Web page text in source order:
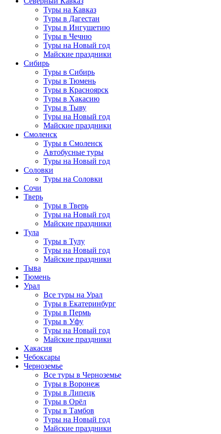
Туры на Кавказ
Туры в Дагестан
Туры в Ингушетию
Туры в Чечню
Туры на Новый год
Майские праздники
Сибирь
Туры в Сибирь
Туры в Тюмень
Туры в Красноярск
Туры в Хакасию
Туры в Тыву
Туры на Новый год
Майские праздники
Смоленск
Туры в Смоленск
Автобусные туры
Туры на Новый год
Соловки
Туры на Соловки
Сочи
Тверь
Туры в Тверь
Туры на Новый год
Майские праздники
Тула
Туры в Тулу
Туры на Новый год
Майские праздники
Тыва
Тюмень
Урал
Все туры на Урал
Туры в Екатеринбург
Туры в Пермь
Туры в Уфу
Туры на Новый год
Майские праздники
Хакасия
Чебоксары
Черноземье
Все туры в Черноземье
Туры в Воронеж
Туры в Липецк
Туры в Орёл
Туры в Тамбов
Туры на Новый год
Майские праздники